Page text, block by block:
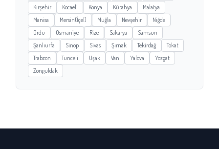
Kırşehir
Kocaeli Konya Kütahya
Malatya
Manisa
Mersin(İçel) Muğla Nevşehir
Niğde
Ordu
Osmaniye Rize Sakarya
Samsun
Şanlıurfa
Sinop Sivas Şırnak Tekirdağ
Tokat
Trabzon
Tunceli Uşak Van Yalova
Yozgat
Zonguldak